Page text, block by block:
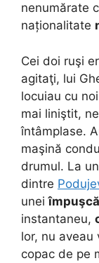
nenumărate
naționalitate
Cei doi ruşi
agitaţi, lui
locuiau cu
mai liniştit,
întâmplase.
maşină
drumul. La
dintre
unei
instantaneu,
lor, nu
copac de pe